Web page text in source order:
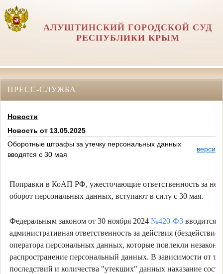
АЛУШТИНСКИЙ ГОРОДСКОЙ СУД
РЕСПУБЛИКИ КРЫМ
ПРЕСС-СЛУЖБА
Новости
Новость от 13.05.2025
Оборотные штрафы за утечку персональных данных
вводятся с 30 мая
версия
Поправки в КоАП РФ, ужесточающие ответственность за
оборот персональных данных, вступают в силу с 30 мая.
Федеральным законом от 30 ноября 2024 №420-ФЗ вводится
административная ответственность за действия (бездействие)
оператора персональных данных, которые повлекли
распространение персональный данных. В зависимости от
последствий и количества "утекших" данных наказание